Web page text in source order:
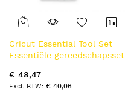
Cricut Essential Tool Set
Essentiële gereedschapsset
€ 48,47
€ 40,06